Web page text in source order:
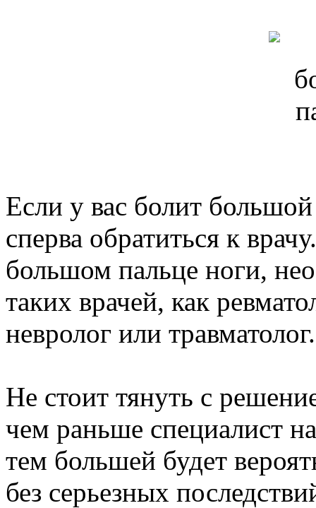
Если у вас болит
сперва обратиться к
большом пальце ноги,
таких врачей, как
невролог или травматолог.
Не стоит тянуть с
чем раньше специалист
тем большей будет
без серьезных